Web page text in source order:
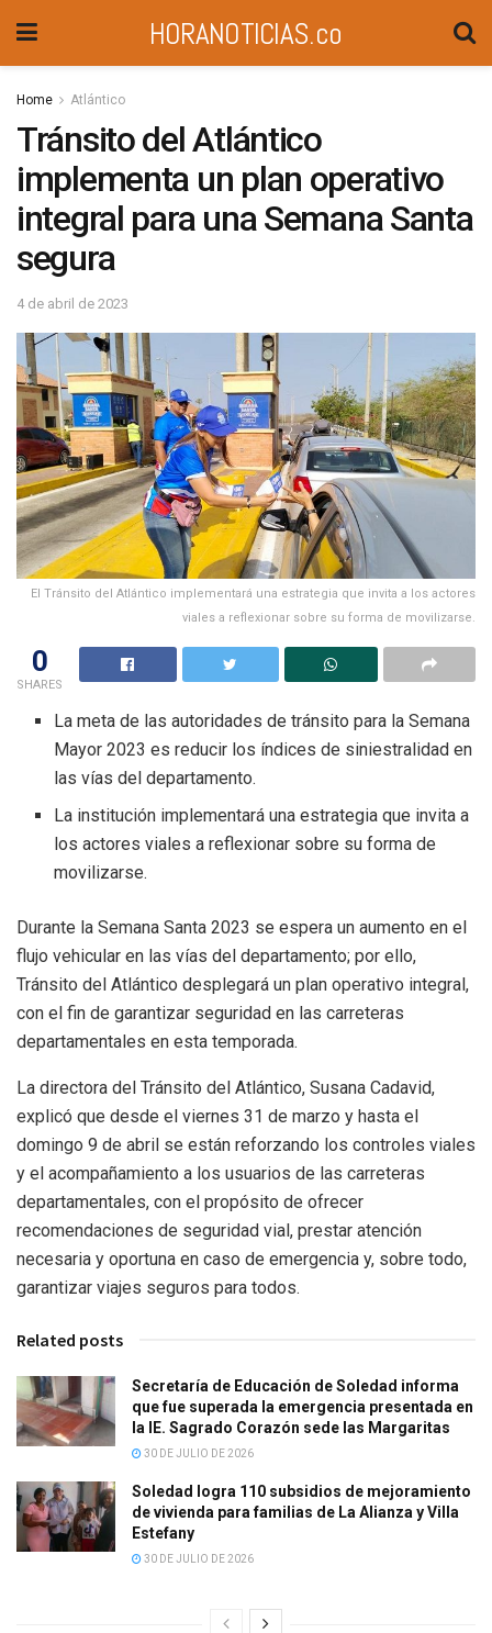
HORANOTICIAS.co
Home Atlántico
Tránsito del Atlántico
implementa un plan operativo
integral para una Semana Santa
segura
4 de abril de 2023
El Tránsito del Atlántico implementará una estrategia que invita a los actores
viales a reflexionar sobre su forma de movilizarse.
0
SHARES
La meta de las autoridades de tránsito para la Semana
Mayor 2023 es reducir los índices de siniestralidad en
las vías del departamento.
La institución implementará una estrategia que invita a
los actores viales a reflexionar sobre su forma de
movilizarse.
Durante la Semana Santa 2023 se espera un aumento en el
flujo vehicular en las vías del departamento; por ello,
Tránsito del Atlántico desplegará un plan operativo integral,
con el fin de garantizar seguridad en las carreteras
departamentales en esta temporada.
La directora del Tránsito del Atlántico, Susana Cadavid,
explicó que desde el viernes 31 de marzo y hasta el
domingo 9 de abril se están reforzando los controles viales
y el acompañamiento a los usuarios de las carreteras
departamentales, con el propósito de ofrecer
recomendaciones de seguridad vial, prestar atención
necesaria y oportuna en caso de emergencia y, sobre todo,
garantizar viajes seguros para todos.
Related posts
Secretaría de Educación de Soledad informa
que fue superada la emergencia presentada en
la IE. Sagrado Corazón sede las Margaritas
30 DE JULIO DE 2026
Soledad logra 110 subsidios de mejoramiento
de vivienda para familias de La Alianza y Villa
Estefany
30 DE JULIO DE 2026